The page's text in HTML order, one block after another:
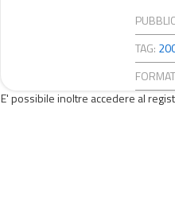
TAG:
E' possibile inoltre accedere al